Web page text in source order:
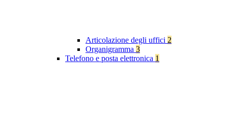
Articolazione degli uffici 2
Organigramma 3
Telefono e posta elettronica 1